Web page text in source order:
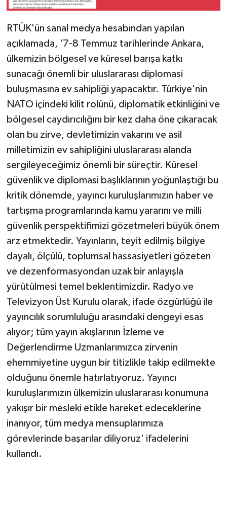
RTÜK'ün sanal medya hesabından yapılan
açıklamada, '7-8 Temmuz tarihlerinde Ankara,
ülkemizin bölgesel ve küresel barışa katkı
sunacağı önemli bir uluslararası diplomasi
buluşmasına ev sahipliği yapacaktır. Türkiye'nin
NATO içindeki kilit rolünü, diplomatik etkinliğini ve
bölgesel caydırıcılığını bir kez daha öne çıkaracak
olan bu zirve, devletimizin vakarını ve asil
milletimizin ev sahipliğini uluslararası alanda
sergileyeceğimiz önemli bir süreçtir. Küresel
güvenlik ve diplomasi başlıklarının yoğunlaştığı bu
kritik dönemde, yayıncı kuruluşlarımızın haber ve
tartışma programlarında kamu yararını ve milli
güvenlik perspektifimizi gözetmeleri büyük önem
arz etmektedir. Yayınların, teyit edilmiş bilgiye
dayalı, ölçülü, toplumsal hassasiyetleri gözeten
ve dezenformasyondan uzak bir anlayışla
yürütülmesi temel beklentimizdir. Radyo ve
Televizyon Üst Kurulu olarak, ifade özgürlüğü ile
yayıncılık sorumluluğu arasındaki dengeyi esas
alıyor; tüm yayın akışlarının İzleme ve
Değerlendirme Uzmanlarımızca zirvenin
ehemmiyetine uygun bir titizlikle takip edilmekte
olduğunu önemle hatırlatıyoruz. Yayıncı
kuruluşlarımızın ülkemizin uluslararası konumuna
yakışır bir mesleki etikle hareket edeceklerine
inanıyor, tüm medya mensuplarımıza
görevlerinde başarılar diliyoruz' ifadelerini
kullandı.